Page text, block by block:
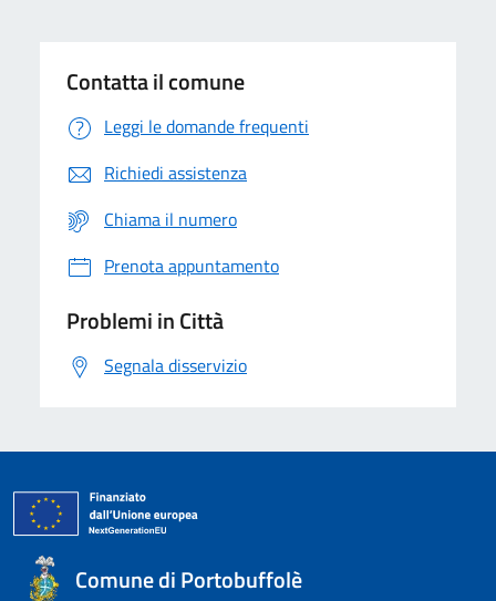
Contatta il comune
Leggi le domande frequenti
Richiedi assistenza
Chiama il numero
Prenota appuntamento
Problemi in Città
Segnala disservizio
Comune di Portobuffolè